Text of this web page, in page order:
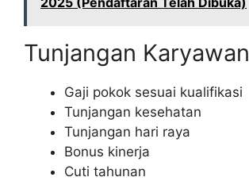
Tunjangan Karyawan
Gaji pokok sesuai kualifikasi
Tunjangan kesehatan
Tunjangan hari raya
Bonus kinerja
Cuti tahunan